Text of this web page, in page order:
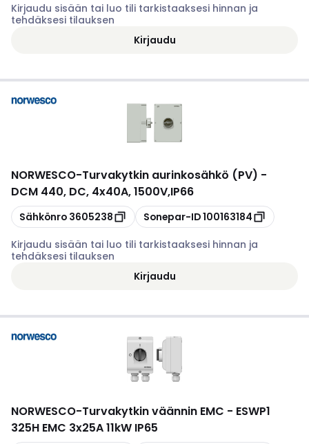
Kirjaudu sisään tai luo tili tarkistaaksesi hinnan ja
tehdäksesi tilauksen
Kirjaudu
NORWESCO-Turvakytkin aurinkosähkö (PV) -
DCM 440, DC, 4x40A, 1500V,IP66
Kopioi
Sähkönro 3605238 Kopioi
Sonepar-ID100163184
Kirjaudu sisään tai luo tili tarkistaaksesi hinnan ja
tehdäksesi tilauksen
Kirjaudu
NORWESCO-Turvakytkin väännin EMC - ESWP1
325H EMC 3x25A 11kW IP65